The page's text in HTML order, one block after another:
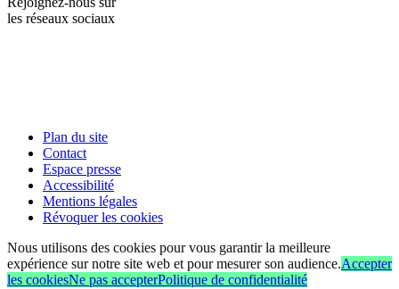
les réseaux sociaux
Plan du site
Contact
Espace presse
Accessibilité
Mentions légales
Révoquer les cookies
Nous utilisons des cookies pour vous garantir la meilleure
expérience sur notre site web et pour mesurer son audience.Accepter
les cookiesNe pas accepterPolitique de confidentialité